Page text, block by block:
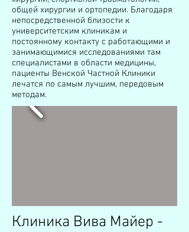
общей хирургии и ортопедии. Благодаря
непосредственной близости к
университетским клиникам и
постоянному контакту с работающими и
занимающимися исследованиями там
специалистами в области медицины,
пациенты Венской Частной Клиники
лечатся по самым лучшим, передовым
методам.
Клиника Вива Майер -